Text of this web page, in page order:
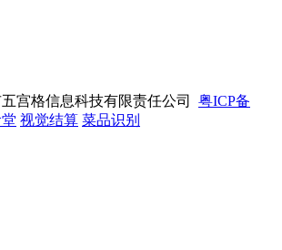
宫格信息科技有限责任公司 粤ICP备
视觉结算 菜品识别